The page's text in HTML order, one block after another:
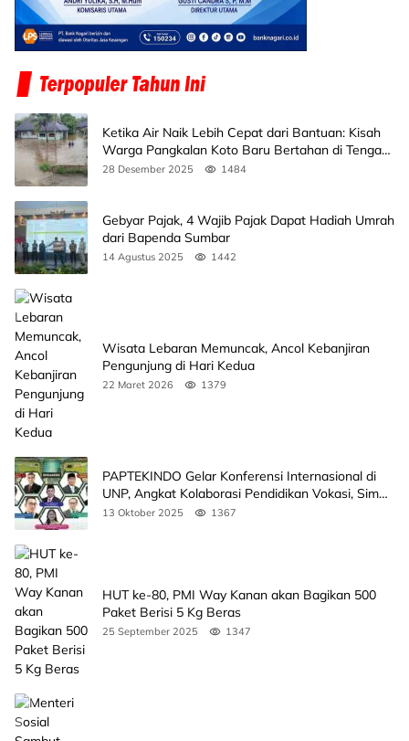
Ketika Air Naik Lebih Cepat dari Bantuan: Kisah
Warga Pangkalan Koto Baru Bertahan di Tengah
Banjir
28 Desember 2025 1484
Gebyar Pajak, 4 Wajib Pajak Dapat Hadiah Umrah
dari Bapenda Sumbar
14 Agustus 2025 1442
Wisata Lebaran Memuncak, Ancol Kebanjiran
Pengunjung di Hari Kedua
22 Maret 2026 1379
PAPTEKINDO Gelar Konferensi Internasional di
UNP, Angkat Kolaborasi Pendidikan Vokasi, Simak
Agendanya
13 Oktober 2025 1367
HUT ke-80, PMI Way Kanan akan Bagikan 500
Paket Berisi 5 Kg Beras
25 September 2025 1347